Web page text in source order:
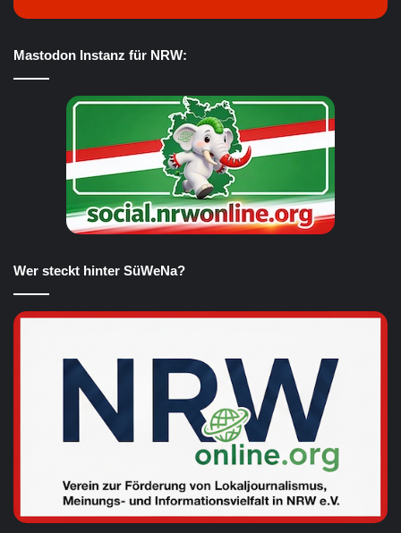
Mastodon Instanz für NRW:
Wer steckt hinter SüWeNa?